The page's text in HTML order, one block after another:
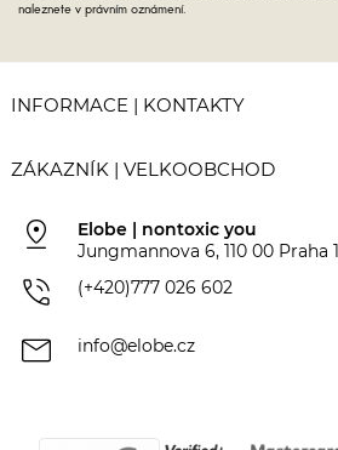
naleznete v právním oznámení.
INFORMACE | KONTAKTY
ZÁKAZNÍK | VELKOOBCHOD
pin_drop
Elobe | nontoxic you
Jungmannova 6, 110 00 Praha 1
phone_in_talk (+420)777 026 602
mail info@elobe.cz